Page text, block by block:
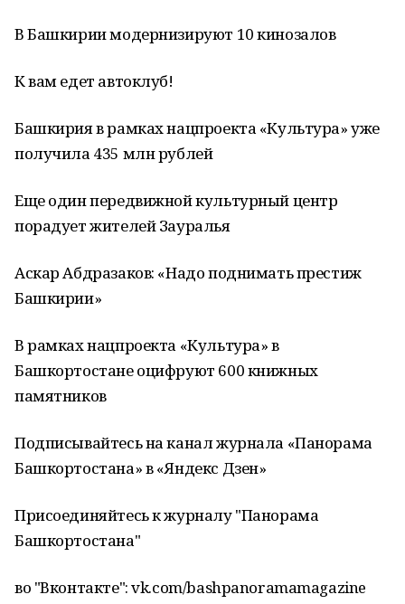
В Башкирии модернизируют 10 кинозалов
К вам едет автоклуб!
Башкирия в рамках нацпроекта «Культура» уже
получила 435 млн рублей
Еще один передвижной культурный центр
порадует жителей Зауралья
Аскар Абдразаков: «Надо поднимать престиж
Башкирии»
В рамках нацпроекта «Культура» в
Башкортостане оцифруют 600 книжных
памятников
Подписывайтесь на канал журнала «Панорама
Башкортостана» в «Яндекс Дзен»
Присоединяйтесь к журналу "Панорама
Башкортостана"
во "Вконтакте": vk.com/bashpanoramamagazine